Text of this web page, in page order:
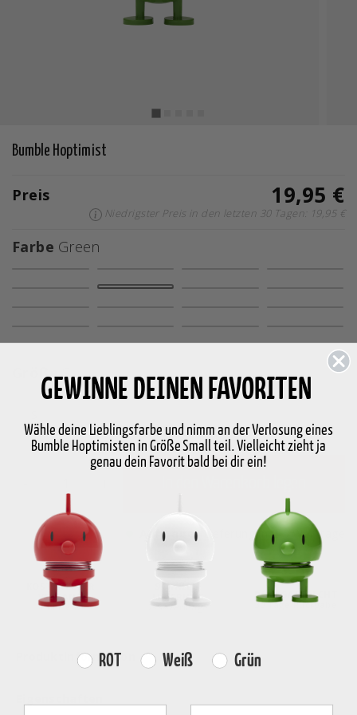
Bumble Hoptimist
Preis 19,95 €
Niedrigster Preis in den letzten 30 Tagen: 19,95 €
Farbe Green
Ausgewählte
GrößeS
Auf Lager Lieferung in 2-5 Werktage
KOSTENLOSER
VERSAND
über €59
2-5 Werktage
RÜCKGABERECHT
30 Tage Rückgabe
Produktinformation
GEWINNE DEINEN FAVORITEN
Wähle deine Lieblingsfarbe und nimm an der Verlosung eines
Bumble Hoptimisten in Größe Small teil. Vielleicht zieht ja
genau dein Favorit bald bei dir ein!
Farvevalg
ROT Weiß Grün